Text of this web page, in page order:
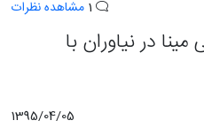
مشاهده نظرات
در نیاوران با
1395/04/05